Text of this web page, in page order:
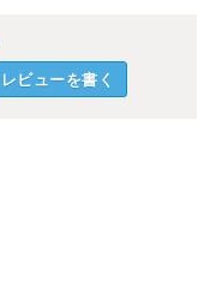
レビューを書く